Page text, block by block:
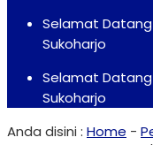
Selamat Datang
Sukoharjo
Selamat Datang
Sukoharjo
Anda disini : Home -